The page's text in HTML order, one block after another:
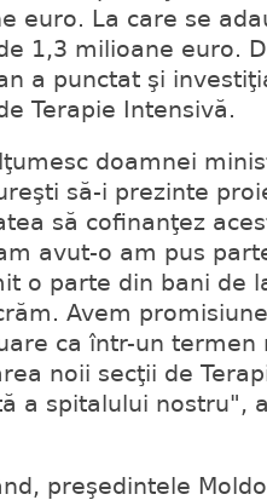
euro. La care se
1,3 milioane euro.
a punctat şi
Terapie Intensivă.
doamnei
să-i prezinte
să cofinanţez
avut-o am pus
o parte din bani de
Avem
ca într-un termen
noii secţii de
a spitalului nostru",
preşedintele